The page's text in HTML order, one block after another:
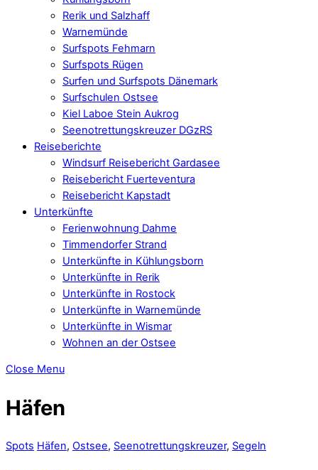
Rerik und Salzhaff
Warnemünde
Surfspots Fehmarn
Surfspots Rügen
Surfen und Surfspots Dänemark
Surfschulen Ostsee
Kiel Laboe Stein Aukrog
Seenotrettungskreuzer DGzRS
Reiseberichte
Windsurf Reisebericht Gardasee
Reisebericht Fuerteventura
Reisebericht Kapstadt
Unterkünfte
Ferienwohnung Dahme
Timmendorfer Strand
Unterkünfte in Kühlungsborn
Unterkünfte in Rerik
Unterkünfte in Rostock
Unterkünfte in Warnemünde
Unterkünfte in Wismar
Wohnen an der Ostsee
Close Menu
Häfen
Spots Häfen, Ostsee, Seenotrettungskreuzer, Segeln